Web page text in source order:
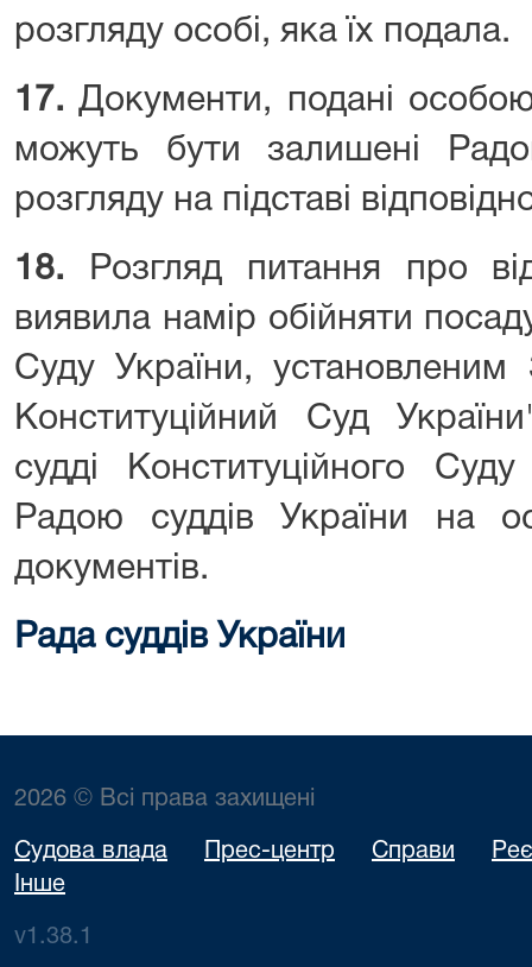
розгляду особі, яка їх подала.
17. Документи, подані
можуть бути залишені
розгляду на підставі
18. Розгляд питання про
виявила намір обійняти
Суду України,
Конституційний Суд
судді Конституційного
Радою суддів України на
документів.
Рада суддів України
2026 © Всі права захищені
Судова влада Прес-центр Справи
Інше
v1.38.1